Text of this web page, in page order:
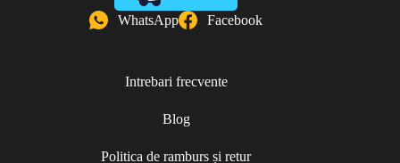
WhatsApp Facebook
Intrebari frecvente
Blog
Politica de ramburs și retur